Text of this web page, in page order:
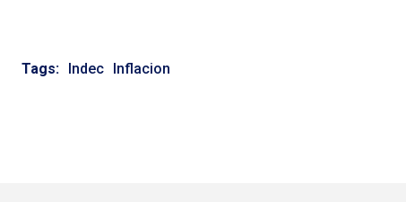
Tags: Indec Inflacion